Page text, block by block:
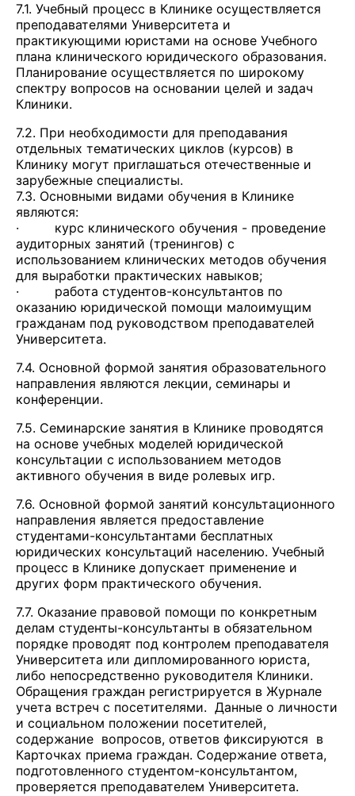
7.1. Учебный процесс в Клинике осуществляется
преподавателями Университета и
практикующими юристами на основе Учебного
плана клинического юридического образования.
Планирование осуществляется по широкому
спектру вопросов на основании целей и задач
Клиники.
7.2. При необходимости для преподавания
отдельных тематических циклов (курсов) в
Клинику могут приглашаться отечественные и
зарубежные специалисты.
7.3. Основными видами обучения в Клинике
являются:
· курс клинического обучения - проведение
аудиторных занятий (тренингов) с
использованием клинических методов обучения
для выработки практических навыков;
· работа студентов-консультантов по
оказанию юридической помощи малоимущим
гражданам под руководством преподавателей
Университета.
7.4. Основной формой занятия образовательного
направления являются лекции, семинары и
конференции.
7.5. Семинарские занятия в Клинике проводятся
на основе учебных моделей юридической
консультации с использованием методов
активного обучения в виде ролевых игр.
7.6. Основной формой занятий консультационного
направления является предоставление
студентами-консультантами бесплатных
юридических консультаций населению. Учебный
процесс в Клинике допускает применение и
других форм практического обучения.
7.7. Оказание правовой помощи по конкретным
делам студенты-консультанты в обязательном
порядке проводят под контролем преподавателя
Университета или дипломированного юриста,
либо непосредственно руководителя Клиники.
Обращения граждан регистрируется в Журнале
учета встреч с посетителями. Данные о личности
и социальном положении посетителей,
содержание вопросов, ответов фиксируются в
Карточках приема граждан. Содержание ответа,
подготовленного студентом-консультантом,
проверяется преподавателем Университета.